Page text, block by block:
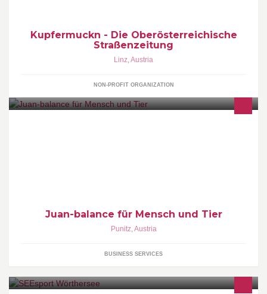
Kupfermuckn - Die Oberösterreichische
Straßenzeitung
Linz,Austria
NON-PROFIT ORGANIZATION
Juan-balance für Mensch und Tier
Punitz,Austria
BUSINESS SERVICES